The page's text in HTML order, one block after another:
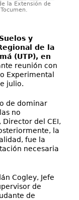
la Extensión de
y
de la
(UTP), en
reunión con
Experimental
julio.
de dominar
no
Director del CEI,
la
fue la
necesaria
Cogley, Jefe
de
de